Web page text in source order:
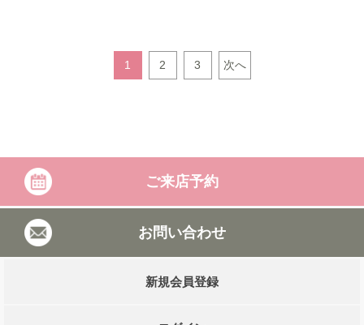
1 2 3 次へ
ご来店予約
お問い合わせ
新規会員登録